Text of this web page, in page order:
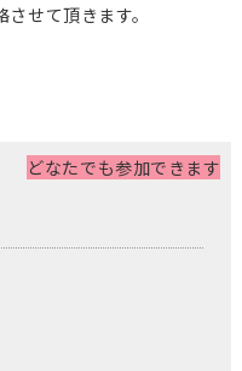
せて頂きます。
どなたでも参加できます